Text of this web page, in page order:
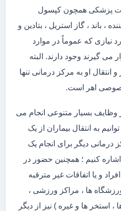
پزشکی همچون کپسول
، باند ، گاز استریل ، بتادین و
نیازی که عموماً در موارد
می گیرند وجود دارند. البته
او به مرکز درمانی تنها
اهر است.
بسیار متنوعی انجام می
به انتقال بیماران از یک
دیگر برای انجام یک
کنیم ؛ همچنین حضور در
و یا اتفاقات غیر مترقبه
ورزشگاه ها ، مراکز ورزشی ،
استخر ها و غیره ) نیز از دیگر